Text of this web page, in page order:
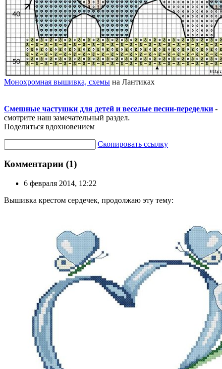
Монохромная вышивка, схемы на Лантиках
Смешные частушки для детей и веселые песни-переделки -
смотрите наш замечательный раздел.
Поделиться вдохновением
Скопировать ссылку
Комментарии (1)
6 февраля 2014, 12:22
Вышивка крестом сердечек, продолжаю эту тему: